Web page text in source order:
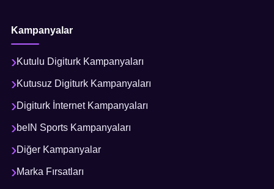
Kampanyalar
Kutulu Digiturk Kampanyaları
Kutusuz Digiturk Kampanyaları
Digiturk İnternet Kampanyaları
beIN Sports Kampanyaları
Diğer Kampanyalar
Marka Fırsatları